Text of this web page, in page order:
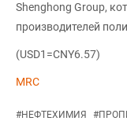
Shenghong Group,
производителей
(USD1=CNY6.57)
MRC
#НЕФТЕХИМИЯ #